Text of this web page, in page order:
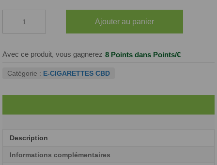
E-
CBD
Kush
Ajouter au panier
Avec ce produit, vous gagnerez 8 Points dans Points/€
Catégorie : E-CIGARETTES CBD
Description
Informations complémentaires